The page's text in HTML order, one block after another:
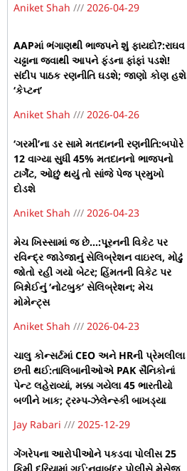
Aniket Shah
2026-04-29
AAPમાં ભંગાણથી ભાજપને શું ફાયદો?:રાઘવ
ચઢ્ઢાના જવાથી આપને ફંડના ફાંફાં પડશે!
સંદીપ પાઠક રણનીતિ ઘડશે; જાણો કોણ હશે
‘કેપ્ટન’
Aniket Shah
2026-04-26
‘ગરમી’ના ડર સામે મતદાનની રણનીતિ:બપોરે
12 વાગ્યા સુધી 45% મતદાનનો ભાજપનો
ટાર્ગેટ, ઓછું થયું તો સાંજે પેજ પ્રમુખો
દોડશે
Aniket Shah
2026-04-23
મેચ ખિસ્સામાં જ છે…:પૂરનની વિકેટ પર
રવિન્દ્ર જાડેજાનું સેલિબ્રેશન વાઇરલ, મોઢું
જોતો રહી ગયો બેટર; હિંમતની વિકેટ પર
બિશ્નોઈનું ‘નોટબુક’ સેલિબ્રેશન; મેચ
મોમેન્ટ્સ
Aniket Shah
2026-04-23
ચાલુ કોન્સર્ટમાં CEO અને HRની પ્રેમલીલા
છતી થઈ:તાલિબાનીઓએ PAK સૈનિકોનાં
પેન્ટ લહેરાવ્યાં, મક્કા ગયેલા 45 ભારતીયો
બળીને ખાક; ટ્રમ્પ-ઝેલેન્સ્કી બાખડ્યા
Jay Rabari
2025-12-29
ગેંગરેપના આરોપીઓને પકડવા પોલીસ 25